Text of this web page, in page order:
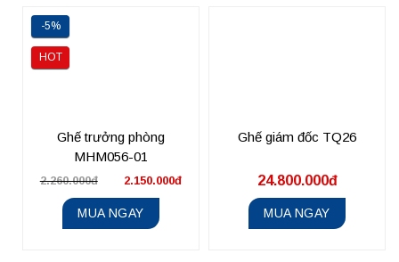
-5%
HOT
Ghế trưởng phòng
MHM056-01
2.260.000đ 2.150.000đ
MUA NGAY
Ghế giám đốc TQ26
24.800.000đ
MUA NGAY